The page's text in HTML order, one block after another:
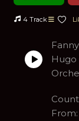
4 Track